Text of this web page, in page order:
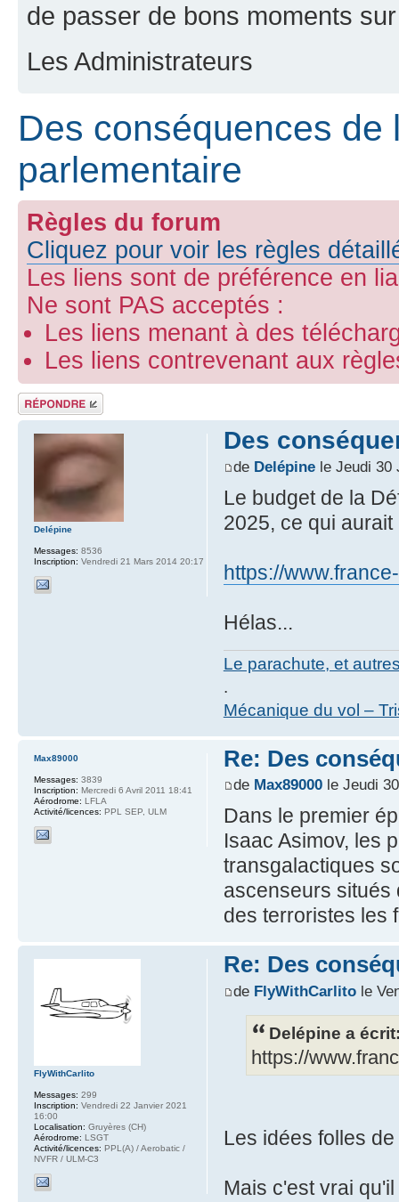
de passer de bons moments
Les Administrateurs
Des conséquences de
parlementaire
Règles du forum
Cliquez pour voir les règles
Les liens sont de préférence en
Ne sont PAS acceptés :
Les liens menant à des
Les liens contrevenant aux
Répondre
Des
de Delépinele Jeudi 30
Le budget de la
2025, ce qui
https://
Hélas...
Le parachute, et
.
Mécanique du vol –
Delépine
Messages: 8536
Inscription: Vendredi 21 Mars 2014 20:17
Re: Des
de Max89000le Jeudi
Dans le premier
Isaac Asimov, les
transgalactiques
ascenseurs situés
des terroristes les
Max89000
Messages: 3839
Inscription: Mercredi 6 Avril 2011 18:41
Aérodrome: LFLA
Activité/licences: PPL SEP, ULM
Re: Des
de FlyWithCarlitole
Delépine a
https://
Les idées folles
Mais c'est vrai
FlyWithCarlito
Messages: 299
Inscription: Vendredi 22 Janvier 2021
16:00
Localisation: Gruyères (CH)
Aérodrome: LSGT
Activité/licences: PPL(A) / Aerobatic /
NVFR / ULM-C3